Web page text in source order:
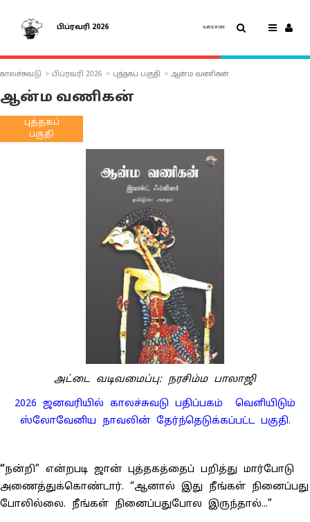
பிப்ரவரி 2026 SUBSCRIBE
காலச்சுவடு பிப்ரவரி 2026 புத்தகப் பகுதி ஆன்ம வணிகன்
ஆன்ம வணிகன்
புத்தகப்
பகுதி
அட்டை வடிவமைப்பு: நரசிம்ம பாலாஜி
2026 ஜனவரியில் காலச்சுவடு பதிப்பகம் வெளியிடும்
ஸ்லோவேனிய நாவலின் தேர்ந்தெடுக்கப்பட்ட பகுதி.
“நன்றி” என்றபடி ஜான் புத்தகத்தைப் பறித்து மார்போடு
அணைத்துக்கொண்டார். “ஆனால் இது நீங்கள் நினைப்பது
போலில்லை. நீங்கள் நினைப்பதுபோல இருந்தால்...”